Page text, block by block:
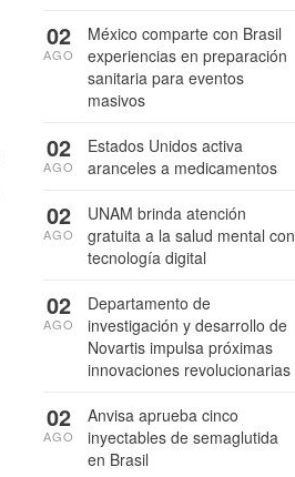
México comparte con Brasil
experiencias en preparación
sanitaria para eventos
masivos
02
AGO
Estados Unidos activa
aranceles a medicamentos
02
AGO
UNAM brinda atención
gratuita a la salud mental con
tecnología digital
02
AGO
Departamento de
investigación y desarrollo de
Novartis impulsa próximas
innovaciones revolucionarias
02
AGO
Anvisa aprueba cinco
inyectables de semaglutida
en Brasil
02
AGO